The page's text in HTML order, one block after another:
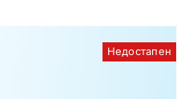
Недостапен